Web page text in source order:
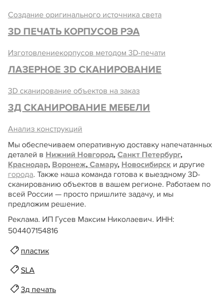
Создание оригинального источника света
3D ПЕЧАТЬ КОРПУСОВ РЭА
Изготовлениекорпусов методом 3D-печати
ЛАЗЕРНОЕ 3D СКАНИРОВАНИЕ
3D сканирование объектов на заказ
3Д СКАНИРОВАНИЕ МЕБЕЛИ
Анализ конструкций
Мы обеспечиваем оперативную доставку напечатанных
деталей в Нижний Новгород, Санкт Петербург,
Краснодар, Воронеж, Самару, Новосибирск и другие
города. Также наша команда готова к выездному 3D-
сканированию объектов в вашем регионе. Работаем по
всей России — просто пришлите задачу, и мы
предложим решение.
Реклама. ИП Гусев Максим Николаевич. ИНН:
504407154816
пластик
SLA
3д печать